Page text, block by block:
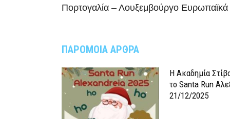
Πορτογαλία – Λουξεμβούργο Ευρωπαϊκά
ΠΑΡΟΜΟΙΑ ΑΡΘΡΑ
Η Ακαδημία
το Santa Run
21/12/2025